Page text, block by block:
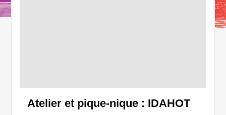
Atelier et pique-nique : IDAHOT